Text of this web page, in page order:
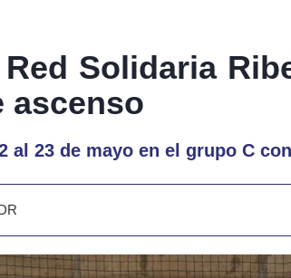
Red Solidaria
ascenso
al 23 de mayo en el grupo C